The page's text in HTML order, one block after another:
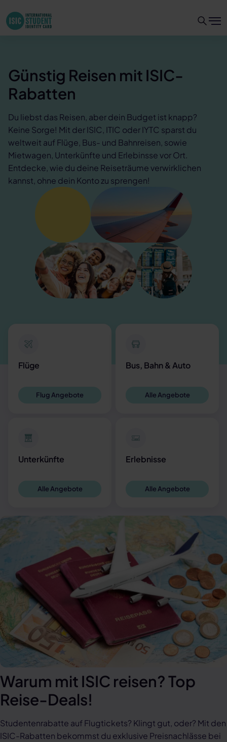
Günstig Reisen mit ISIC-
Rabatten
Du liebst das Reisen, aber dein Budget ist knapp?
Keine Sorge! Mit der ISIC, ITIC oder IYTC sparst du
weltweit auf Flüge, Bus- und Bahnreisen, sowie
Mietwagen, Unterkünfte und Erlebinsse vor Ort.
Entdecke, wie du deine Reiseträume verwirklichen
kannst, ohne dein Konto zu sprengen!
Flüge
Flug Angebote
Bus, Bahn & Auto
Alle Angebote
Unterkünfte
Alle Angebote
Erlebnisse
Alle Angebote
Warum mit ISIC reisen? Top
Reise-Deals!
Studentenrabatte auf Flugtickets? Klingt gut, oder? Mit den
ISIC-Rabatten bekommst du exklusive Preisnachlässe bei